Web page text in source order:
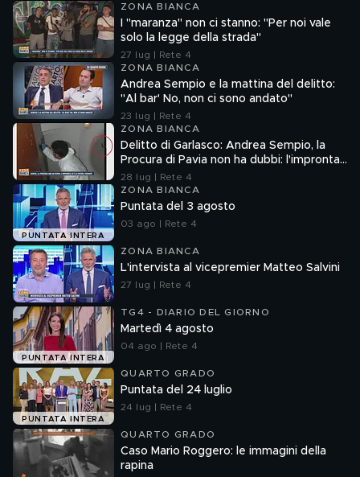
ZONA BIANCA
I "maranza" non ci stanno: "Per noi vale
solo la legge della strada"
27 lug | Rete 4
ZONA BIANCA
Andrea Sempio e la mattina del delitto:
"Al bar' No, non ci sono andato"
23 lug | Rete 4
ZONA BIANCA
Delitto di Garlasco: Andrea Sempio, la
Procura di Pavia non ha dubbi: l'impronta
33 è la pistola fumante
28 lug | Rete 4
PUNTATA INTERA
ZONA BIANCA
Puntata del 3 agosto
03 ago | Rete 4
ZONA BIANCA
L'intervista al vicepremier Matteo Salvini
27 lug | Rete 4
PUNTATA INTERA
TG4 - DIARIO DEL GIORNO
Martedì 4 agosto
04 ago | Rete 4
PUNTATA INTERA
QUARTO GRADO
Puntata del 24 luglio
24 lug | Rete 4
QUARTO GRADO
Caso Mario Roggero: le immagini della
rapina